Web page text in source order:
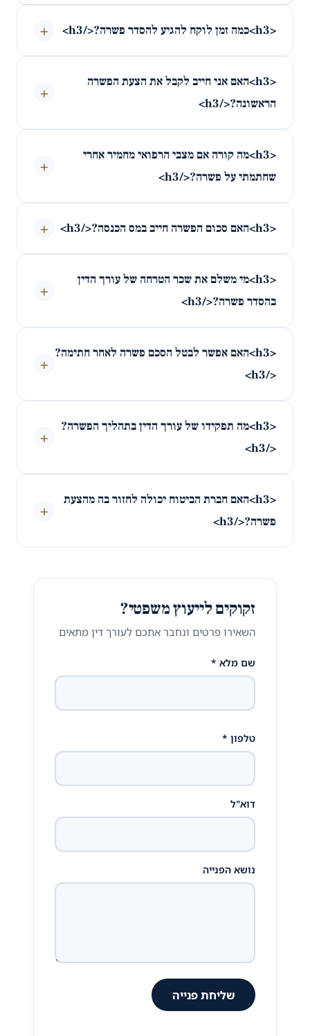
<h3>כמה זמן לוקח להגיע להסדר פשרה?</h3> +
<h3>האם אני חייב לקבל את הצעת הפשרה
הראשונה?</h3>
+
<h3>מה קורה אם מצבי הרפואי מחמיר אחרי
שחתמתי על פשרה?</h3>
+
<h3>האם סכום הפשרה חייב במס הכנסה?</h3> +
<h3>מי משלם את שכר הטרחה של עורך הדין
בהסדר פשרה?</h3>
+
<h3>האם אפשר לבטל הסכם פשרה לאחר חתימה?
</h3>
+
<h3>מה תפקידו של עורך הדין בתהליך הפשרה?
</h3>
+
<h3>האם חברת הביטוח יכולה לחזור בה מהצעת
פשרה?</h3>
+
זקוקים לייעוץ משפטי?
השאירו פרטים ונחבר אתכם לעורך דין מתאים
שם מלא *
טלפון *
דוא"ל
נושא הפנייה
שליחת פנייה